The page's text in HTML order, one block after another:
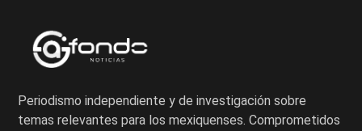
Periodismo independiente y de investigación sobre
temas relevantes para los mexiquenses. Comprometidos